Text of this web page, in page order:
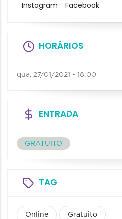
Instagram Facebook
HORÁRIOS
qua, 27/01/2021 - 18:00
ENTRADA
GRATUITO
TAG
Online Gratuito